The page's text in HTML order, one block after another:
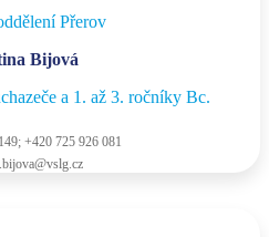
Přerov
Bijová
a 1. až 3. ročníky Bc.
+420 725 926 081